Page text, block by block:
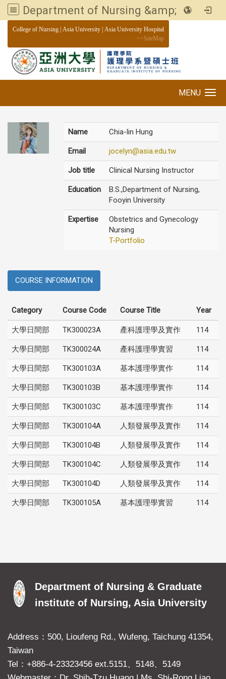
Department of Nursing &amp; Graduate institute of Nursing, Asia University
College of Nursing Asia University Asia University Hospital
>>SiteMap
MENU
Name Chia-lin Hung
Email jocelyn@asia.edu.tw
Job title Clinical Nursing Instructor
Education
B.S.,Department of Nursing,
Fooyin University
Expertise
Obstetrics and Gynecology
Nursing
T-Portfolio
COURSE INFORMATION
Category Course Code Course Title Year
大學日間部 TK300023A 產科護理學及實作 114
大學日間部 TK300024A 產科護理學實習 114
大學日間部 TK300103A 基本護理學實作 114
大學日間部 TK300103B 基本護理學實作 114
大學日間部 TK300103C 基本護理學實作 114
大學日間部 TK300104A 人類發展學及實作 114
大學日間部 TK300104B 人類發展學及實作 114
大學日間部 TK300104C 人類發展學及實作 114
大學日間部 TK300104D 人類發展學及實作 114
大學日間部 TK300105A 基本護理學實習 114
Department of Nursing & Graduate
institute of Nursing, Asia University
Address：500, Lioufeng Rd., Wufeng, Taichung 41354,
Taiwan
Tel：+886-4-23323456 ext.5151、5148、5149